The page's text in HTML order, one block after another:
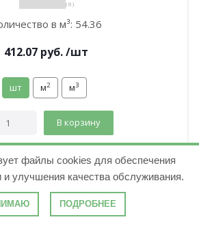
( 0 )
в м³: 54.36
412.07 руб./шт
шт м2 м3
В корзину
файлы cookies для обеспечения
и улучшения качества обслуживания.
ПОДРОБНЕЕ